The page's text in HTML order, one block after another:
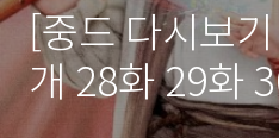
[중드 다시보
개 28화 29화